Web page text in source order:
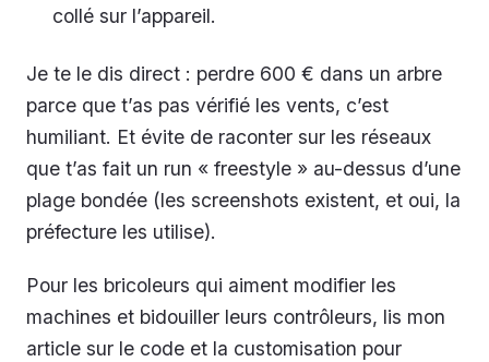
collé sur l’appareil.
Je te le dis direct : perdre 600 € dans un arbre
parce que t’as pas vérifié les vents, c’est
humiliant. Et évite de raconter sur les réseaux
que t’as fait un run « freestyle » au-dessus d’une
plage bondée (les screenshots existent, et oui, la
préfecture les utilise).
Pour les bricoleurs qui aiment modifier les
machines et bidouiller leurs contrôleurs, lis mon
article sur le code et la customisation pour